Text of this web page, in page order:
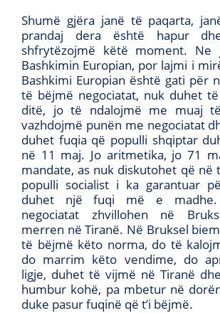
Shumë gjëra janë të paqarta,
prandaj dera është hapur
shfrytëzojmë këtë moment.
Bashkimin Europian, por lajmi i
Bashkimi Europian është gati për
të bëjmë negociatat, nuk duhet
ditë, jo të ndalojmë me muaj
vazhdojmë punën me negociatat
duhet fuqia që populli shqiptar
në 11 maj. Jo aritmetika, jo 71
mandate, as nuk diskutohet që në
populli socialist i ka garantuar
duhet një fuqi më e madhe.
negociatat zhvillohen në
merren në Tiranë. Në Bruksel
të bëjmë këto norma, do të
do marrim këto vendime, do
ligje, duhet të vijmë në Tiranë
humbur kohë, pa mbetur në
duke pasur fuqinë që t’i bëjmë.